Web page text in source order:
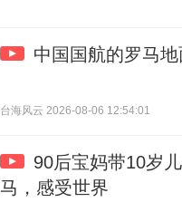
中国国航的罗马
台海风云 2026-08-06 12:54:01
90后宝妈带10岁
马，感受世界